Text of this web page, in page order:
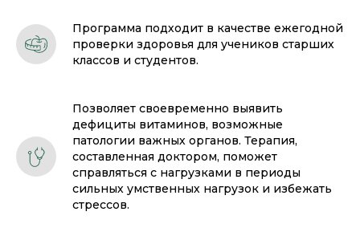
Программа подходит в качестве ежегодной
проверки здоровья для учеников старших
классов и студентов.
Позволяет своевременно выявить
дефициты витаминов, возможные
патологии важных органов. Терапия,
составленная доктором, поможет
справляться с нагрузками в периоды
сильных умственных нагрузок и избежать
стрессов.